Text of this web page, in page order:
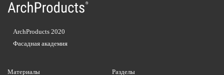
Материалы Разделы
ArchProducts 2020
Фасадная академия